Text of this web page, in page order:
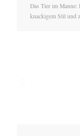
Das Tier im Manne:
knackigem Stil und